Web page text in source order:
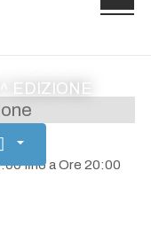
EDIZIONE
fino a Ore 20:00